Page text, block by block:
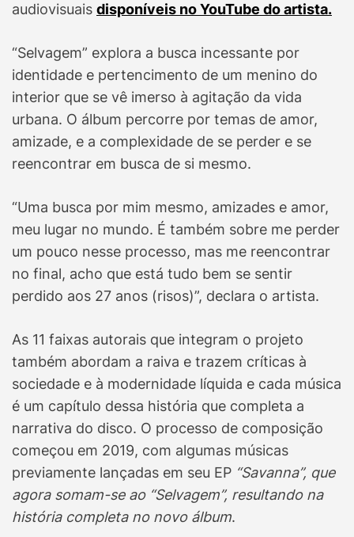
audiovisuais disponíveis no YouTube do artista.
“Selvagem” explora a busca incessante por
identidade e pertencimento de um menino do
interior que se vê imerso à agitação da vida
urbana. O álbum percorre por temas de amor,
amizade, e a complexidade de se perder e se
reencontrar em busca de si mesmo.
“Uma busca por mim mesmo, amizades e amor,
meu lugar no mundo. É também sobre me perder
um pouco nesse processo, mas me reencontrar
no final, acho que está tudo bem se sentir
perdido aos 27 anos (risos)”, declara o artista.
As 11 faixas autorais que integram o projeto
também abordam a raiva e trazem críticas à
sociedade e à modernidade líquida e cada música
é um capítulo dessa história que completa a
narrativa do disco. O processo de composição
começou em 2019, com algumas músicas
previamente lançadas em seu EP “Savanna”, que
agora somam-se ao “Selvagem”, resultando na
história completa no novo álbum.